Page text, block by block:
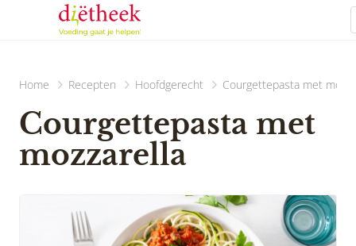
Home Recepten Hoofdgerecht Courgettepasta met
Courgettepasta met
mozzarella